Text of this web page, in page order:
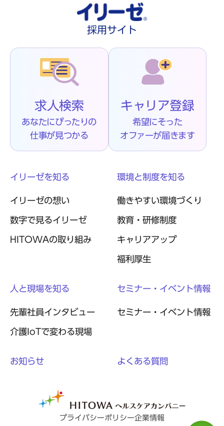
採用サイト
求人検索
あなたにぴったりの
仕事が見つかる
キャリア登録
希望にそった
オファーが届きます
イリーゼを知る
イリーゼの想い
数字で見るイリーゼ
HITOWAの取り組み
環境と制度を知る
働きやすい環境づくり
教育・研修制度
キャリアアップ
福利厚生
人と現場を知る
先輩社員インタビュー
介護IoTで変わる現場
セミナー・イベント情報
セミナー・イベント情報
お知らせ よくある質問
プライバシーポリシー企業情報